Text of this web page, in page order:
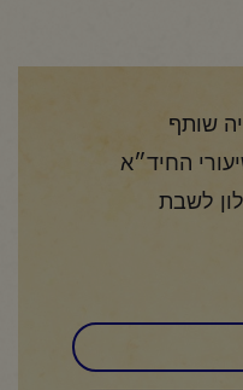
שותף
החיד״א
לשבת